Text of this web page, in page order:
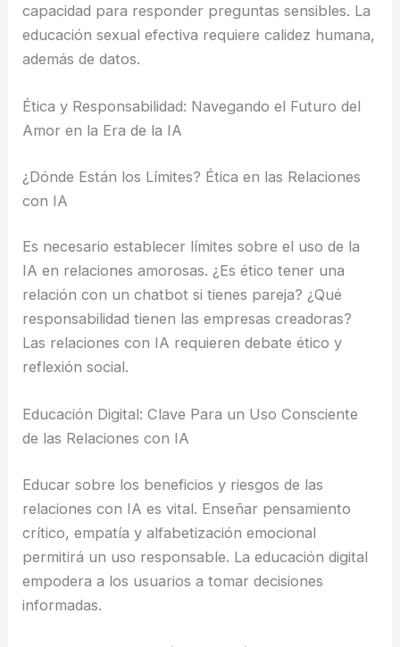
capacidad para responder preguntas sensibles. La
educación sexual efectiva requiere calidez humana,
además de datos.
Ética y Responsabilidad: Navegando el Futuro del
Amor en la Era de la IA
¿Dónde Están los Límites? Ética en las Relaciones
con IA
Es necesario establecer límites sobre el uso de la
IA en relaciones amorosas. ¿Es ético tener una
relación con un chatbot si tienes pareja? ¿Qué
responsabilidad tienen las empresas creadoras?
Las relaciones con IA requieren debate ético y
reflexión social.
Educación Digital: Clave Para un Uso Consciente
de las Relaciones con IA
Educar sobre los beneficios y riesgos de las
relaciones con IA es vital. Enseñar pensamiento
crítico, empatía y alfabetización emocional
permitirá un uso responsable. La educación digital
empodera a los usuarios a tomar decisiones
informadas.